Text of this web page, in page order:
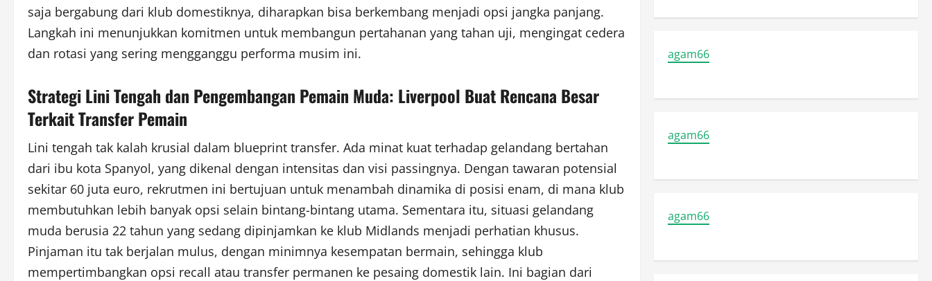
saja bergabung dari klub domestiknya, diharapkan bisa berkembang menjadi opsi jangka panjang.
Langkah ini menunjukkan komitmen untuk membangun pertahanan yang tahan uji, mengingat cedera
dan rotasi yang sering mengganggu performa musim ini.
Strategi Lini Tengah dan Pengembangan Pemain Muda: Liverpool Buat Rencana Besar
Terkait Transfer Pemain
Lini tengah tak kalah krusial dalam blueprint transfer. Ada minat kuat terhadap gelandang bertahan
dari ibu kota Spanyol, yang dikenal dengan intensitas dan visi passingnya. Dengan tawaran potensial
sekitar 60 juta euro, rekrutmen ini bertujuan untuk menambah dinamika di posisi enam, di mana klub
membutuhkan lebih banyak opsi selain bintang-bintang utama. Sementara itu, situasi gelandang
muda berusia 22 tahun yang sedang dipinjamkan ke klub Midlands menjadi perhatian khusus.
Pinjaman itu tak berjalan mulus, dengan minimnya kesempatan bermain, sehingga klub
mempertimbangkan opsi recall atau transfer permanen ke pesaing domestik lain. Ini bagian dari
agam66
agam66
agam66